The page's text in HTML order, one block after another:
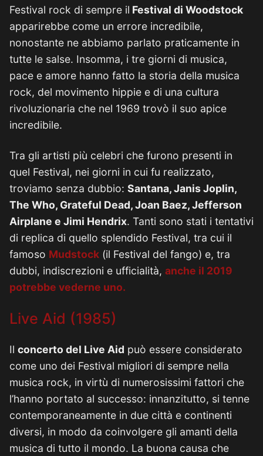
Festival rock di sempre il Festival di Woodstock
apparirebbe come un errore incredibile,
nonostante ne abbiamo parlato praticamente in
tutte le salse. Insomma, i tre giorni di musica,
pace e amore hanno fatto la storia della musica
rock, del movimento hippie e di una cultura
rivoluzionaria che nel 1969 trovò il suo apice
incredibile.
Tra gli artisti più celebri che furono presenti in
quel Festival, nei giorni in cui fu realizzato,
troviamo senza dubbio: Santana, Janis Joplin,
The Who, Grateful Dead, Joan Baez, Jefferson
Airplane e Jimi Hendrix. Tanti sono stati i tentativi
di replica di quello splendido Festival, tra cui il
famoso Mudstock (il Festival del fango) e, tra
dubbi, indiscrezioni e ufficialità, anche il 2019
potrebbe vederne uno.
Live Aid (1985)
Il concerto del Live Aid può essere considerato
come uno dei Festival migliori di sempre nella
musica rock, in virtù di numerosissimi fattori che
l’hanno portato al successo: innanzitutto, si tenne
contemporaneamente in due città e continenti
diversi, in modo da coinvolgere gli amanti della
musica di tutto il mondo. La buona causa che